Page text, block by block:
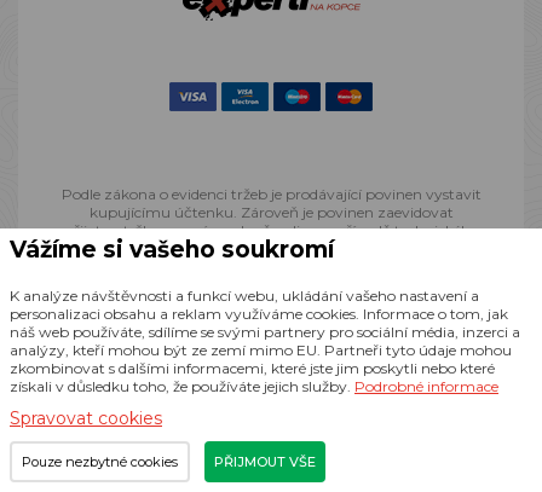
Podle zákona o evidenci tržeb je prodávající povinen vystavit
kupujícímu účtenku. Zároveň je povinen zaevidovat
přijatou tržbu u správce daně online; v případě technického
výpadku pak nejpozději do 48 hodin.
© 2013 - 2026 Runsport.cz, všechna práva vyhrazena
RealizaceCZECHGROUP.cz
Vážíme si vašeho soukromí
K analýze návštěvnosti a funkcí webu, ukládání vašeho nastavení a
personalizaci obsahu a reklam využíváme cookies. Informace o tom, jak
náš web používáte, sdílíme se svými partnery pro sociální média, inzerci a
analýzy, kteří mohou být ze zemí mimo EU. Partneři tyto údaje mohou
zkombinovat s dalšími informacemi, které jste jim poskytli nebo které
získali v důsledku toho, že používáte jejich služby. Podrobné informace
Spravovat cookies
Pouze nezbytné cookies PŘIJMOUT VŠE